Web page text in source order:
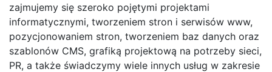
zajmujemy się szeroko pojętymi projektami
informatycznymi, tworzeniem stron i serwisów www,
pozycjonowaniem stron, tworzeniem baz danych oraz
szablonów CMS, grafiką projektową na potrzeby sieci,
PR, a także świadczymy wiele innych usług w zakresie